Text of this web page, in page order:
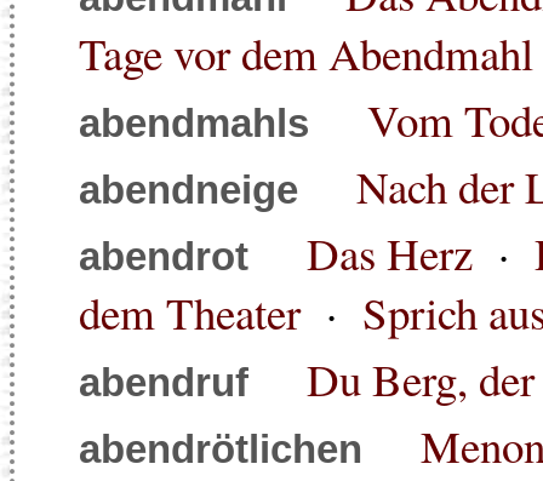
Tage vor dem Abendmahl
abendmahls Vom
abendneige Nach der
abendrot Das Herz ·
dem Theater· Sprich
abendruf Du Berg,
abendrötlichen